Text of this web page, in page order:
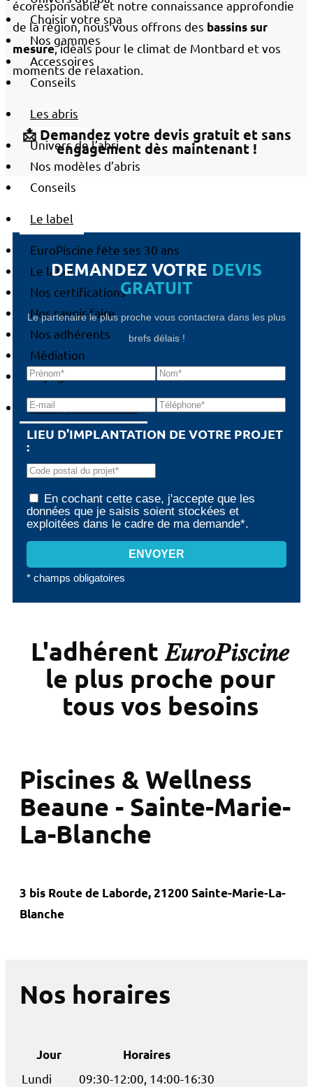
Choisir votre spa
Nos gammes
Accessoires
Conseils
Les abris
Univers de l’abri
Nos modèles d’abris
Conseils
Le label
EuroPiscine fête ses 30 ans
Le label
Nos certifications
Nos savoir-faire
Nos adhérents
Médiation
Rejoignez-nous
Le blog EuroPiscine
écoresponsable et notre connaissance approfondie
de la région, nous vous offrons des bassins sur
mesure, idéals pour le climat de Montbard et vos
moments de relaxation.
📩 Demandez votre devis gratuit et sans
engagement dès maintenant !
DEMANDEZ VOTRE DEVIS
GRATUIT
Le partenaire le plus proche vous contactera dans les plus
brefs délais !
LIEU D'IMPLANTATION DE VOTRE PROJET
:
En cochant cette case, j'accepte que les
données que je saisis soient stockées et
exploitées dans le cadre de ma demande*.
* champs obligatoires
L'adhérent 𝐸𝑢𝑟𝑜𝑃𝑖𝑠𝑐𝑖𝑛𝑒
le plus proche pour
tous vos besoins
Piscines & Wellness
Beaune - Sainte-Marie-
La-Blanche
3 bis Route de Laborde, 21200 Sainte-Marie-La-
Blanche
Nos horaires
Jour
Horaires
Lundi
09:30-12:00, 14:00-16:30